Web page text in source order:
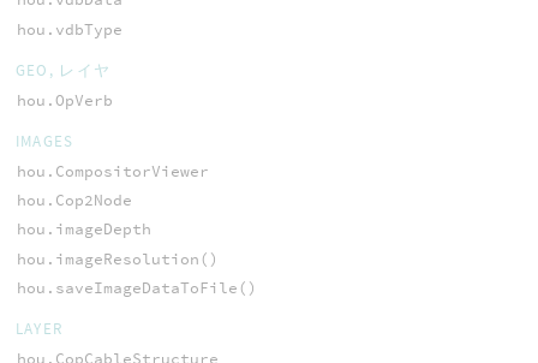
hou.vdbType
GEO, レイヤ
hou.OpVerb
IMAGES
hou.CompositorViewer
hou.Cop2Node
hou.imageDepth
hou.imageResolution()
hou.saveImageDataToFile()
LAYER
hou.CopCableStructure